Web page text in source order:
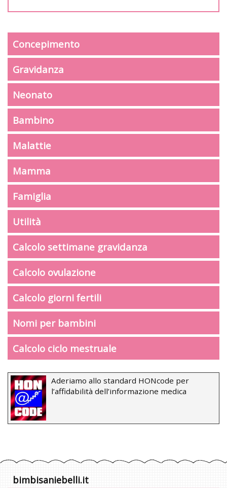
Concepimento
Gravidanza
Neonato
Bambino
Malattie
Mamma
Famiglia
Utilità
Calcolo settimane gravidanza
Calcolo ovulazione
Calcolo giorni fertili
Nomi per bambini
Calcolo ciclo mestruale
Aderiamo allo standard HONcode per
l’affidabilità dell’informazione medica
bimbisaniebelli.it